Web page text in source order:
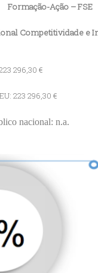
Formação-Ação – FSE
Competitividade e
296,30 €
223 296,30 €
nacional: n.a.